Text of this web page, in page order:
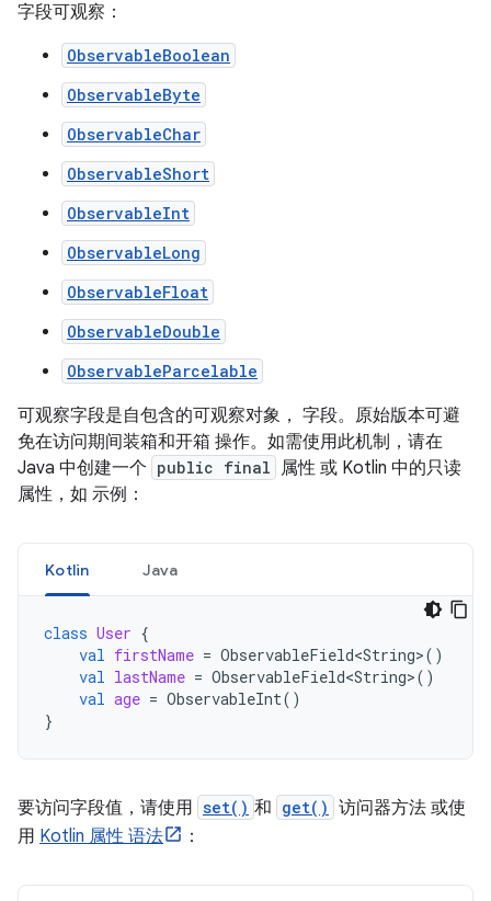
字段可观察：
ObservableBoolean
ObservableByte
ObservableChar
ObservableShort
ObservableInt
ObservableLong
ObservableFloat
ObservableDouble
ObservableParcelable
可观察字段是自包含的可观察对象， 字段。原始版本可避
免在访问期间装箱和开箱 操作。如需使用此机制，请在
Java 中创建一个 public final 属性 或 Kotlin 中的只读
属性，如 示例：
Kotlin Java
class User {
val firstName = ObservableField<String>()
val lastName = ObservableField<String>()
val age = ObservableInt()
}
要访问字段值，请使用 set() 和 get() 访问器方法 或使
用 Kotlin 属性 语法 ：